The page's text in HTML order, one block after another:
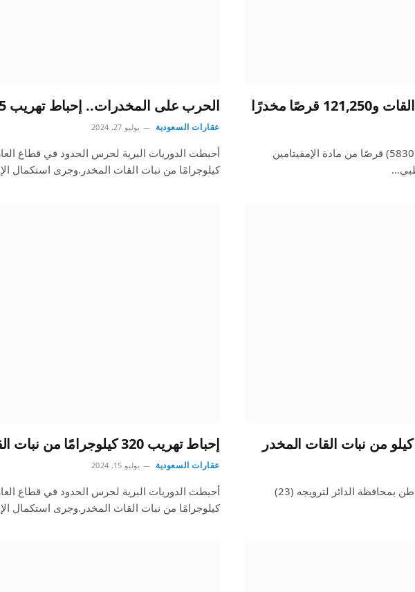
أحبطت دوريات الأفواج الأمنية بمنطقة عسير تهريب (5830) قرصًا من مادة الإمفيتامين
الحرب على المخدرات.. إحباط تهريب 375 كيلوجرامًا من نبات القات
عقارات السعودية يوليو 27, 2024
كيلوجرامًا من نبات القات المخدر.وجرى استكمال
قبضت دوريات الأفواج الأمنية بمنطقة جازان على مواطن بمحافظة الدائر لترويجه (23)
إحباط تهريب 320 كيلوجرامًا من نبات القات المخدر في جازان
عقارات السعودية يوليو 15, 2024
كيلوجرامًا من نبات القات المخدر.وجرى استكمال